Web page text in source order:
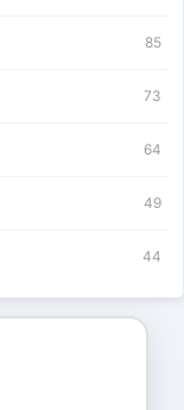
85
73
64
49
44